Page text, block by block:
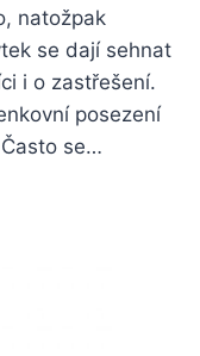
natožpak
se dají sehnat
i o zastřešení.
posezení
se…